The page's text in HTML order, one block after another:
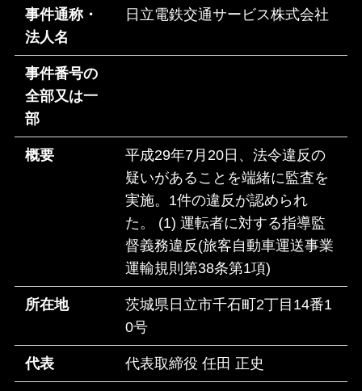
事件通称・
法人名
日立電鉄交通サービス株式会社
事件番号の
全部又は一
部
概要
平成29年7月20日、法令違反の
疑いがあることを端緒に監査を
実施。1件の違反が認められ
た。 (1) 運転者に対する指導監
督義務違反(旅客自動車運送事業
運輸規則第38条第1項)
所在地
茨城県日立市千石町2丁目14番1
0号
代表 代表取締役 任田 正史